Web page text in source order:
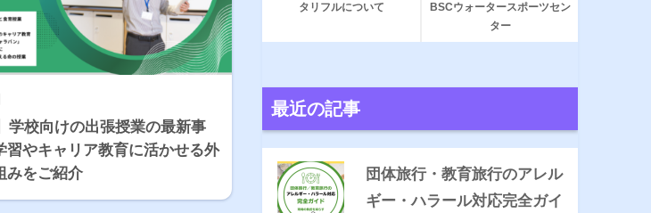
学校向けの出張授業の最新事
習やキャリア教育に活かせる外
みをご紹介
タリフルについて
BSCウォータースポーツセン
ター
最近の記事
団体旅行・教育旅行のアレル
ギー・ハラール対応完全ガイ